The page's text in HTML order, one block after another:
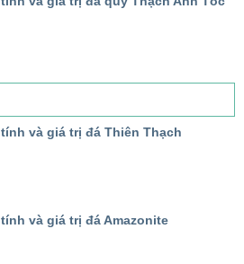
và giá trị đá Thiên Thạch
và giá trị đá Amazonite